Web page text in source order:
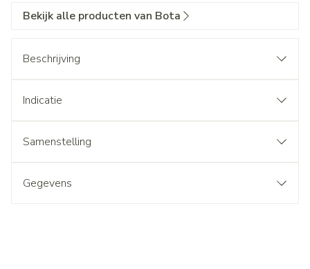
Bekijk alle producten van Bota
Beschrijving
Indicatie
Samenstelling
Gegevens